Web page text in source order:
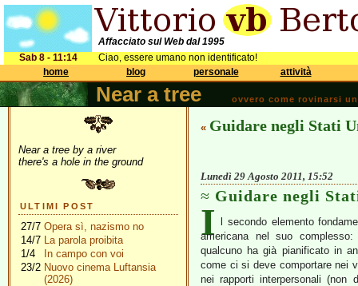
Affacciato sul Web dal 1995
Sab 8 - 11:14
Ciao, essere umano non identificato!
home
blog personale attività
Near a tree ovvero come rovinarsi
Near a tree by a river
there's a hole in the ground
ULTIMI POST
27/7 Opera sì, nazismo no
14/7 La parola proibita
1/4
In campo con voi
23/2 Nuovo cinema Luftansia
(2026)
« Guidare negli Stati
Lunedì 29 Agosto 2011, 15:52
Guidare negli
I
l secondo elemento
americana nel suo
qualcuno ha già pianificato in
come ci si deve comportare nei
nei rapporti interpersonali